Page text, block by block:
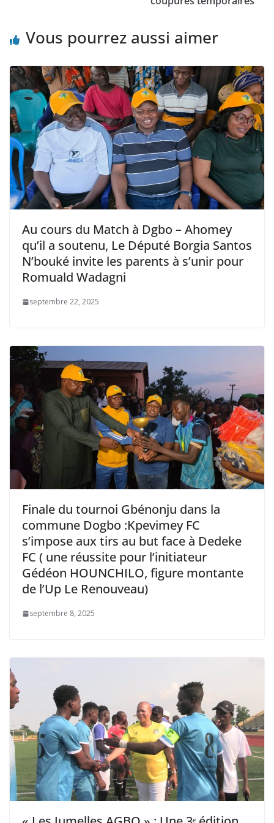
Vous pourrez aussi aimer
Au cours du Match à Dgbo – Ahomey
qu’il a soutenu, Le Député Borgia Santos
N’bouké invite les parents à s’unir pour
Romuald Wadagni
septembre 22, 2025
Finale du tournoi Gbénonju dans la
commune Dogbo :Kpevimey FC
s’impose aux tirs au but face à Dedeke
FC ( une réussite pour l’initiateur
Gédéon HOUNCHILO, figure montante
de l’Up Le Renouveau)
septembre 8, 2025